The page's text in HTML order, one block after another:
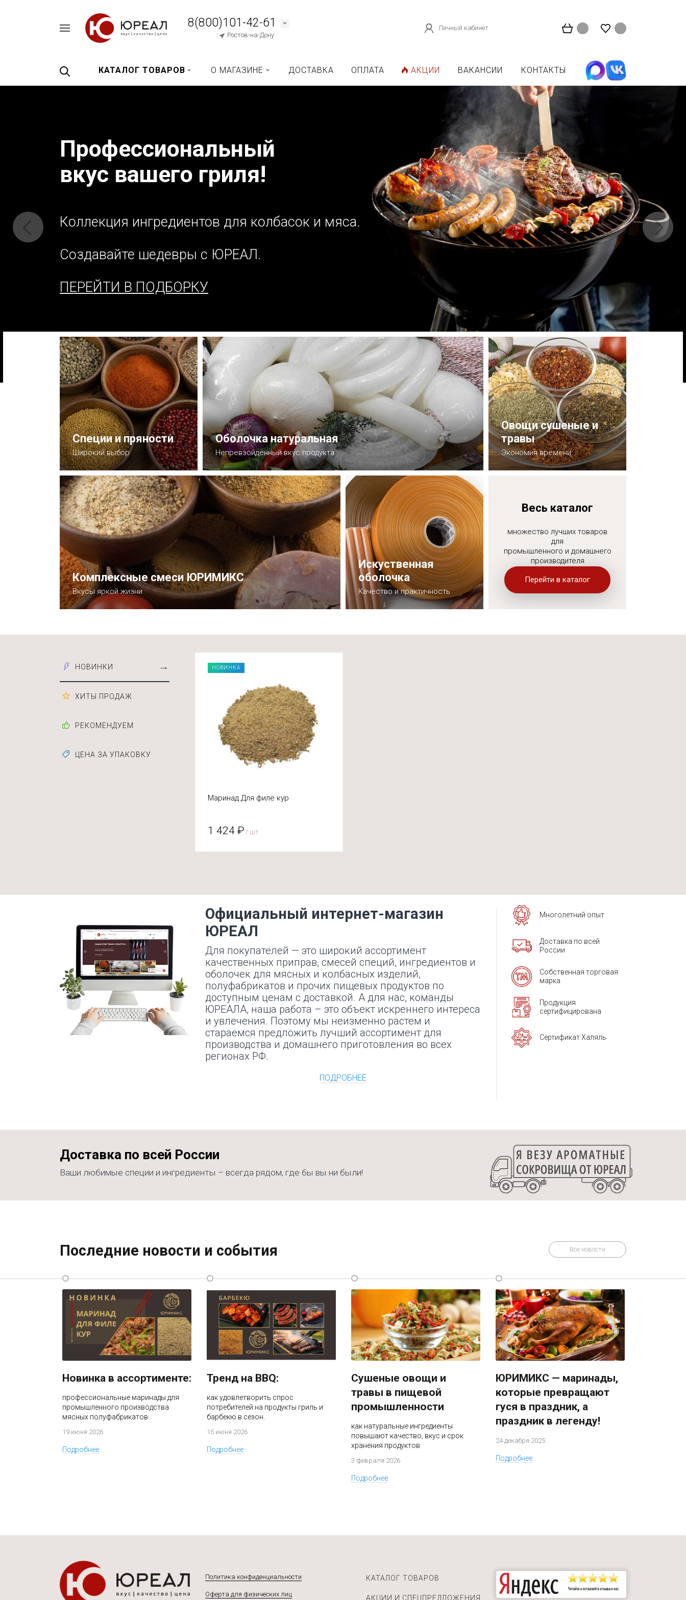
8(800)101-42-61
Ростов-на-Дону
Личный кабинет
КАТАЛОГ ТОВАРОВ О МАГАЗИНЕ ДОСТАВКА ОПЛАТА АКЦИИ ВАКАНСИИ КОНТАКТЫ
Профессиональный
вкус вашего гриля!
Коллекция ингредиентов для колбасок и мяса.
Создавайте шедевры с ЮРЕАЛ.
ПЕРЕЙТИ В ПОДБОРКУ
Специи и пряности
Широкий выбор
купить
Оболочка натуральная
Непревзойдённый вкус продукта
Выбрать подходящий размер
Овощи сушеные и
травы
Экономия времени
Комплексные смеси ЮРИМИКС
Вкусы яркой жизни
Искуственная
оболочка
Качество и практичность
Весь каталог
множество лучших товаров
для
промышленного и домашнего
производителя
Перейти в каталог
НОВИНКИ →
ХИТЫ ПРОДАЖ
РЕКОМЕНДУЕМ
ЦЕНА ЗА УПАКОВКУ
НОВИНКА
Маринад Для филе кур
1 424 ₽ / шт
Официальный интернет-магазин
ЮРЕАЛ
Для покупателей — это широкий ассортимент
качественных приправ, смесей специй, ингредиентов и
оболочек для мясных и колбасных изделий,
полуфабрикатов и прочих пищевых продуктов по
доступным ценам с доставкой. А для нас, команды
ЮРЕАЛА, наша работа – это объект искреннего интереса
и увлечения. Поэтому мы неизменно растем и
стараемся предложить лучший ассортимент для
производства и домашнего приготовления во всех
регионах РФ.
ПОДРОБНЕЕ
Многолетний опыт
Доставка по всей
России
Собственная торговая
марка
Продукция
сертифицирована
Сертификат Халяль
Доставка по всей России
Ваши любимые специи и ингредиенты – всегда рядом, где бы вы ни были!
Последние новости и события Все новости
Новинка в ассортименте:
профессиональные маринады для
промышленного производства
мясных полуфабрикатов
19 июня 2026
Подробнее
Тренд на BBQ:
как удовлетворить спрос
потребителей на продукты гриль и
барбекю в сезон.
15 июня 2026
Подробнее
Сушеные овощи и
травы в пищевой
промышленности
как натуральные ингредиенты
повышают качество, вкус и срок
хранения продуктов
3 февраля 2026
Подробнее
ЮРИМИКС — маринады,
которые превращают
гуся в праздник, а
праздник в легенду!
24 декабря 2025
Подробнее
Политика конфиденциальности
Оферта для физических лиц
КАТАЛОГ ТОВАРОВ
АКЦИИ И СПЕЦПРЕДЛОЖЕНИЯ